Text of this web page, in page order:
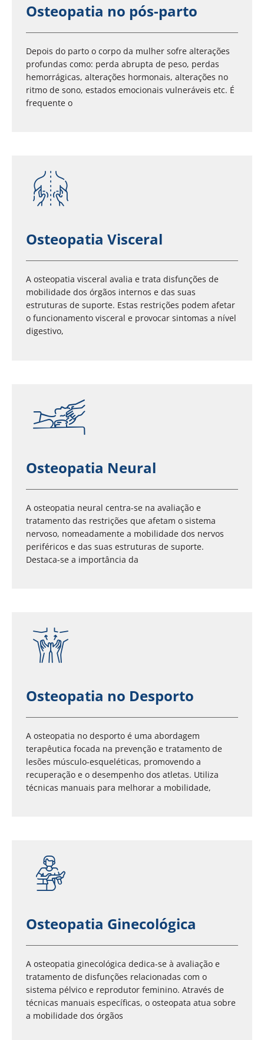
Osteopatia no pós-parto
Depois do parto o corpo da mulher sofre alterações
profundas como: perda abrupta de peso, perdas
hemorrágicas, alterações hormonais, alterações no
ritmo de sono, estados emocionais vulneráveis etc. É
frequente o
Osteopatia Visceral
A osteopatia visceral avalia e trata disfunções de
mobilidade dos órgãos internos e das suas
estruturas de suporte. Estas restrições podem afetar
o funcionamento visceral e provocar sintomas a nível
digestivo,
Osteopatia Neural
A osteopatia neural centra-se na avaliação e
tratamento das restrições que afetam o sistema
nervoso, nomeadamente a mobilidade dos nervos
periféricos e das suas estruturas de suporte.
Destaca-se a importância da
Osteopatia no Desporto
A osteopatia no desporto é uma abordagem
terapêutica focada na prevenção e tratamento de
lesões músculo-esqueléticas, promovendo a
recuperação e o desempenho dos atletas. Utiliza
técnicas manuais para melhorar a mobilidade,
Osteopatia Ginecológica
A osteopatia ginecológica dedica-se à avaliação e
tratamento de disfunções relacionadas com o
sistema pélvico e reprodutor feminino. Através de
técnicas manuais específicas, o osteopata atua sobre
a mobilidade dos órgãos